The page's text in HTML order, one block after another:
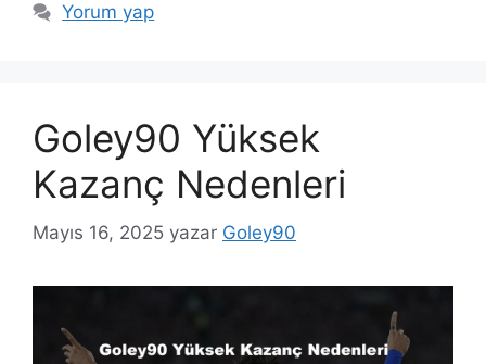
Yorum yap
Goley90 Yüksek
Kazanç Nedenleri
Mayıs 16, 2025 yazar Goley90